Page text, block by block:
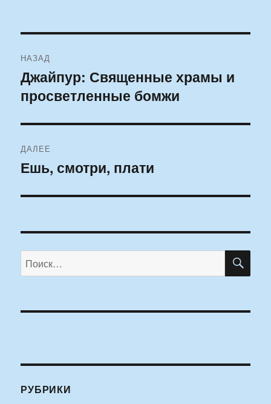
по
записям
НАЗАД
Предыдущая
запись:
Джайпур: Священные храмы и
просветленные бомжи
ДАЛЕЕ
Следующая
Ешь, смотри, плати
Искать:
РУБРИКИ